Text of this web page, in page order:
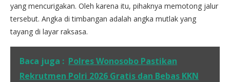
yang mencurigakan. Oleh karena itu, pihaknya memotong jalur
tersebut. Angka di timbangan adalah angka mutlak yang
tayang di layar raksasa.
Baca juga : Polres Wonosobo Pastikan
Rekrutmen Polri 2026 Gratis dan Bebas KKN